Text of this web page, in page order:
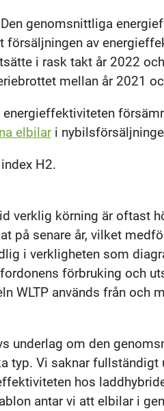
genomsnittliga
försäljningen av
i rask takt år 2022
mellan år 2021
elbilari
H2.
verklig körning är oftast
på senare år, vilket
i verkligheten som
förbruking och
WLTP används från och
underlag om den
typ. Vi saknar fullständigt
hos
antar vi att elbilar i